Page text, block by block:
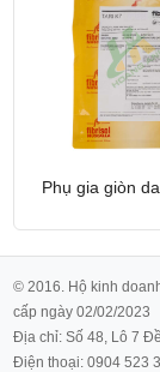
Phụ gia giòn
© 2016. Hộ kinh
cấp ngày 02/02/2023
Địa chỉ: Số 48, Lô 7
Điện thoại: 0904 523